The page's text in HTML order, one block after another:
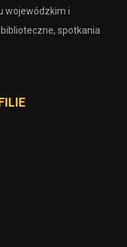
wojewódzkim i
spotkania